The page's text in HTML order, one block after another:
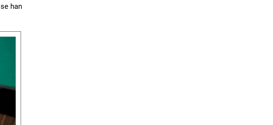
se han